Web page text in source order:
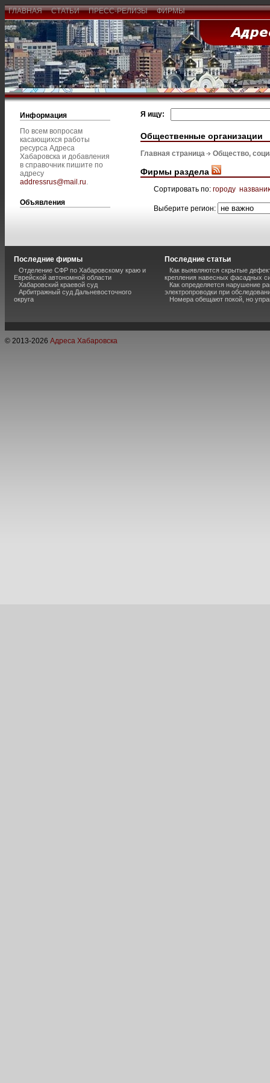
ГЛАВНАЯ СТАТЬИ ПРЕСС-РЕЛИЗЫ ФИРМЫ
Информация
По всем вопросам
касающихся работы
ресурса Адреса
Хабаровска и добавления
в справочник пишите по
адресу
addressrus@mail.ru.
Объявления
Я ищу:
Общественные организации
Главная страница Общество,
Фирмы раздела
Сортировать по: городу
Выберите регион:
Последние фирмы
Отделение СФР по Хабаровскому краю и
Еврейской автономной области
Хабаровский краевой суд
Арбитражный суд Дальневосточного
округа
Последние статьи
Как выявляются скрытые
крепления навесных фасадных
Как определяется нарушение
электропроводки при
Номера обещают покой, но
© 2013-2026 Адреса Хабаровска